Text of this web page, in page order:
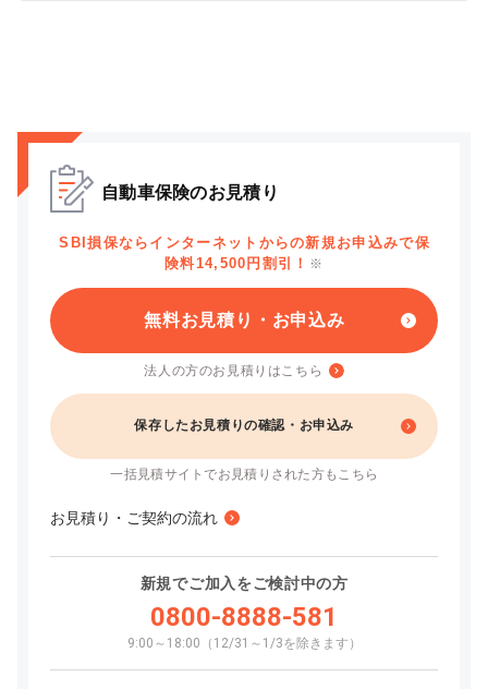
自動車保険のお見積り
SBI損保ならインターネットからの新規お申込みで保
険料14,500円割引！ ※
無料お見積り・お申込み
法人の方のお見積りはこちら
保存したお見積りの確認・お申込み
一括見積サイトでお見積りされた方もこちら
お見積り・ご契約の流れ
新規でご加入をご検討中の方
0800-8888-581
9:00～18:00（12/31～1/3を除きます）